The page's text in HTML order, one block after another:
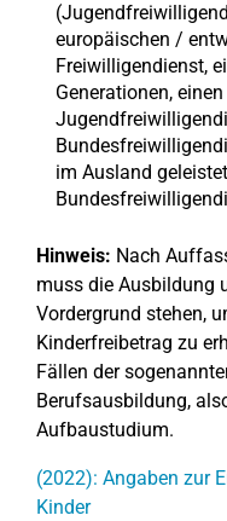
europäischen /
Freiwilligendienst,
Generationen,
im Ausland
Hinweis: Nach
muss die Ausbildung
Vordergrund stehen,
Kinderfreibetrag zu
Fällen der
Berufsausbildung,
Aufbaustudium.
(2022): Angaben zur
Kinder